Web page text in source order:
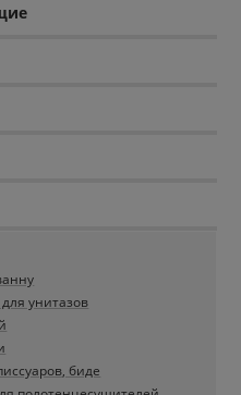
унитазов
биде